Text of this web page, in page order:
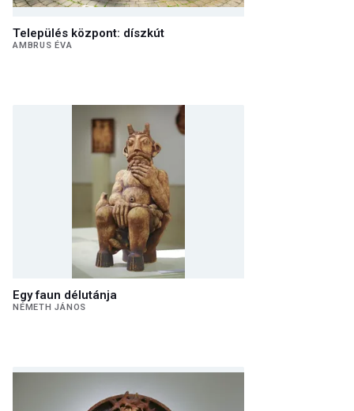
Település központ: díszkút
AMBRUS ÉVA
Egy faun délutánja
NÉMETH JÁNOS